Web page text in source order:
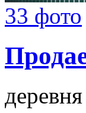
33 фото